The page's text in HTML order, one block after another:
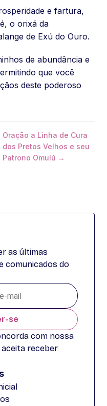
e fartura,
o orixá da
de Exú do Ouro.
de abundância e
que você
deste poderoso
Oração a Linha de Cura
dos Pretos Velhos e seu
Patrono Omulú →
as últimas
comunicados do
se
com nossa
aceita receber